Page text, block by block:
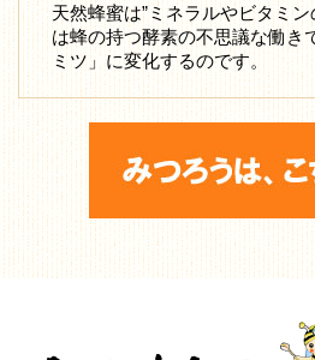
天然蜂蜜は”ミネラルやビタミ
は蜂の持つ酵素の不思議な働き
ミツ」に変化するのです。